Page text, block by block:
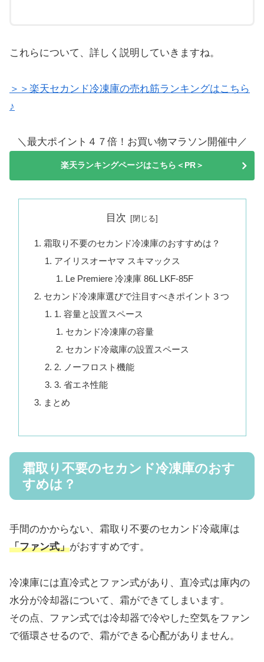
これらについて、詳しく説明していきますね。
＞＞楽天セカンド冷凍庫の売れ筋ランキングはこちら
♪
＼最大ポイント４７倍！お買い物マラソン開催中／
楽天ランキングページはこちら＜PR＞
目次
霜取り不要のセカンド冷凍庫のおすすめは？
アイリスオーヤマ スキマックス
Le Premiere 冷凍庫 86L LKF-85F
セカンド冷凍庫選びで注目すべきポイント３つ
1. 容量と設置スペース
セカンド冷凍庫の容量
セカンド冷蔵庫の設置スペース
2. ノーフロスト機能
3. 省エネ性能
まとめ
霜取り不要のセカンド冷凍庫のおす
すめは？
手間のかからない、霜取り不要のセカンド冷蔵庫は
「ファン式」がおすすめです。
冷凍庫には直冷式とファン式があり、直冷式は庫内の
水分が冷却器について、霜ができてしまいます。
その点、ファン式では冷却器で冷やした空気をファン
で循環させるので、霜ができる心配がありません。